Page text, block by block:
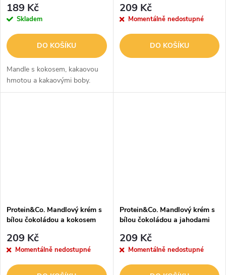
189 Kč
Skladem
DO KOŠÍKU
Mandle s kokosem, kakaovou
hmotou a kakaovými boby.
209 Kč
Momentálně nedostupné
DO KOŠÍKU
Protein&Co. Mandlový krém s
bílou čokoládou a kokosem
209 Kč
Momentálně nedostupné
Protein&Co. Mandlový krém s
bílou čokoládou a jahodami
209 Kč
Momentálně nedostupné